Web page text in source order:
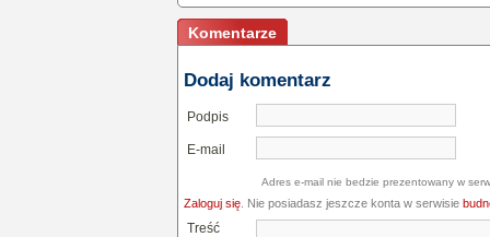
Komentarze
Dodaj komentarz
Podpis
E-mail
Adres e-mail nie bedzie prezentowany w
Zaloguj się . Nie posiadasz jeszcze konta w serwisie
Treść